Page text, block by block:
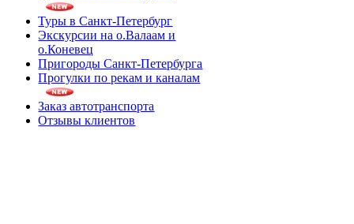
Туры в Санкт-Петербург
Экскурсии на о.Валаам и
о.Коневец
Пригороды Санкт-Петербурга
Прогулки по рекам и каналам
Заказ автотранспорта
Отзывы клиентов